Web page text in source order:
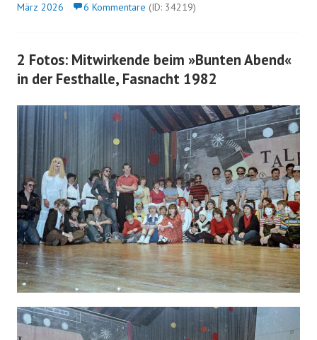
März 2026
6 Kommentare (ID: 34219)
2 Fotos: Mitwirkende beim »Bunten Abend«
in der Festhalle, Fasnacht 1982